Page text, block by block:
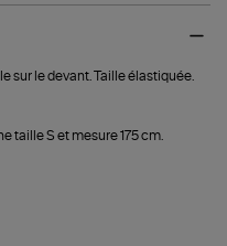
sur le devant. Taille élastiquée.
taille S et mesure 175 cm.